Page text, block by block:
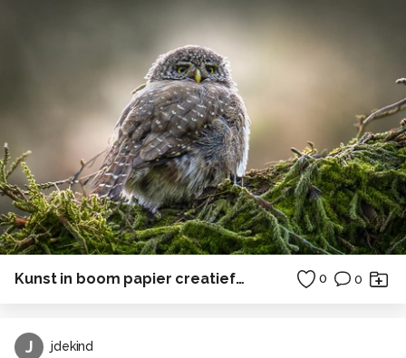
Kunst in boom papier creatief in Polen 0 0
J jdekind